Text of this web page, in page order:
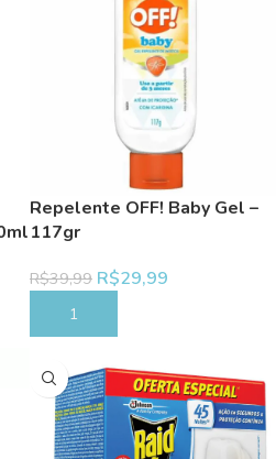
Repelente OFF! Baby Gel –
117gr
R$39,99 R$29,99
COMPRAR